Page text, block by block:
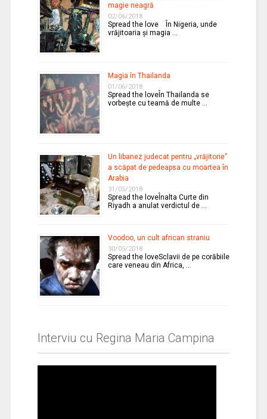
magie neagră
02/06/2018
Spread the love În Nigeria, unde
vrăjitoaria şi magia …
Magia în Thailanda
01/06/2018
Spread the loveÎn Thailanda se
vorbeşte cu teamă de multe …
Un libanez judecat pentru „vrăjitorie”
a scăpat de pedeapsa cu moartea în
Arabia
31/05/2018
Spread the loveÎnalta Curte din
Riyadh a anulat verdictul de …
Voodoo, un cult african straniu
30/05/2018
Spread the loveSclavii de pe corăbiile
care veneau din Africa, …
Interviu cu Regina Maria Campina